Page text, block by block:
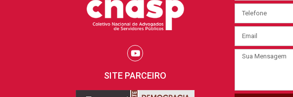
SITE PARCEIRO